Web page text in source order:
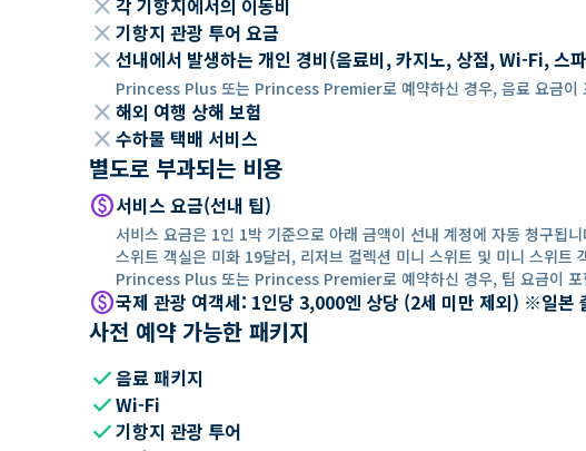
close 각 기항지에서의 이동비
close 기항지 관광 투어 요금
close 선내에서 발생하는 개인 경비(음료비, 카지노, 상점, Wi-Fi, 스
Princess Plus 또는 Princess Premier로 예약하신 경우, 음료 요금이
close 해외 여행 상해 보험
close 수하물 택배 서비스
별도로 부과되는 비용
paid서비스 요금(선내 팁)
서비스 요금은 1인 1박 기준으로 아래 금액이 선내 계정에 자동 청구됩니
스위트 객실은 미화 19달러, 리저브 컬렉션 미니 스위트 및 미니 스위트
Princess Plus 또는 Princess Premier로 예약하신 경우, 팁 요금이 포
paid국제 관광 여객세: 1인당 3,000엔 상당 (2세 미만 제외) ※일본
사전 예약 가능한 패키지
check음료 패키지
checkWi-Fi
check기항지 관광 투어